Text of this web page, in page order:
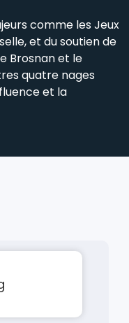
comme les Jeux
et du soutien de
Brosnan et le
quatre nages
et la